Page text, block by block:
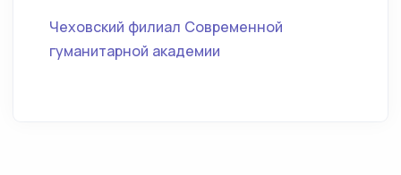
Чеховский филиал Современной
гуманитарной академии